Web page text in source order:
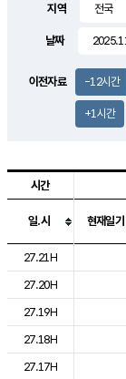
지역
날짜
이전자료 -12시간
+1시간
도시별 기상실황표
시간
일.시 현재일기
27.21H
27.20H
27.19H
27.18H
27.17H